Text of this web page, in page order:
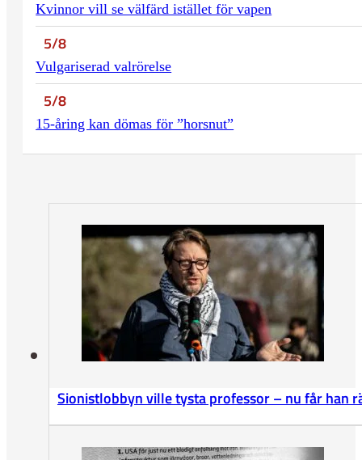
Kvinnor vill se välfärd istället för vapen
5/8
Vulgariserad valrörelse
5/8
15-åring kan dömas för ”horsnut”
Sionistlobbyn ville tysta professor – nu får han